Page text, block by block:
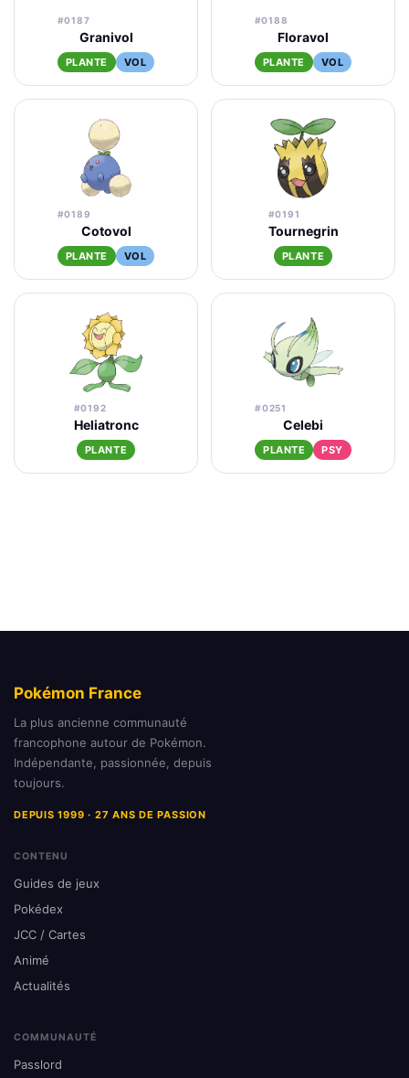
#0187
Granivol
PLANTE VOL
#0188
Floravol
PLANTE VOL
#0189
Cotovol
PLANTE VOL
#0191
Tournegrin
PLANTE
#0192
Heliatronc
PLANTE
#0251
Celebi
PLANTE PSY
Pokémon France
La plus ancienne communauté
francophone autour de Pokémon.
Indépendante, passionnée, depuis
toujours.
DEPUIS 1999 · 27 ANS DE PASSION
CONTENU
Guides de jeux
Pokédex
JCC / Cartes
Animé
Actualités
COMMUNAUTÉ
Passlord